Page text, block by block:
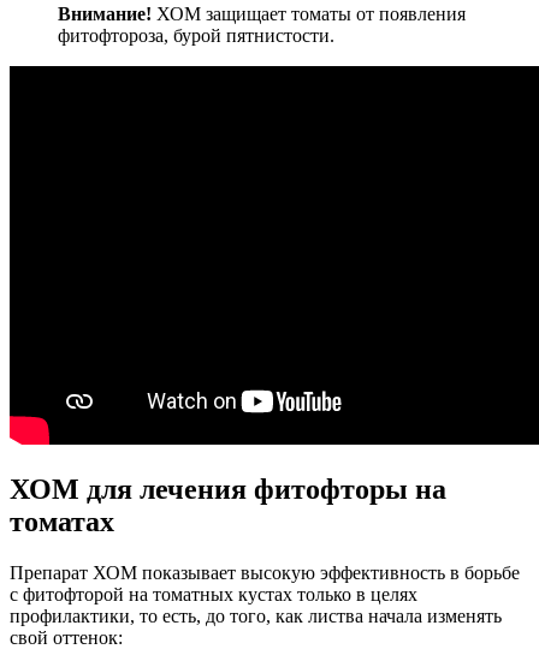
Внимание! ХОМ защищает томаты от появления
фитофтороза, бурой пятнистости.
ХОМ для лечения фитофторы на
томатах
Препарат ХОМ показывает высокую эффективность в борьбе
с фитофторой на томатных кустах только в целях
профилактики, то есть, до того, как листва начала изменять
свой оттенок: